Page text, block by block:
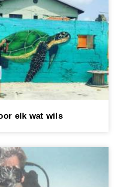
elk wat wils